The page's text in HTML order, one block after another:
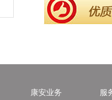
康安业务 服